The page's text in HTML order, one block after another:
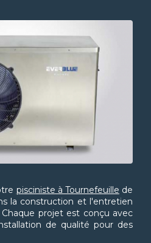
pisciniste à Tournefeuille de
la construction et l'entretien
projet est conçu avec
de qualité pour des